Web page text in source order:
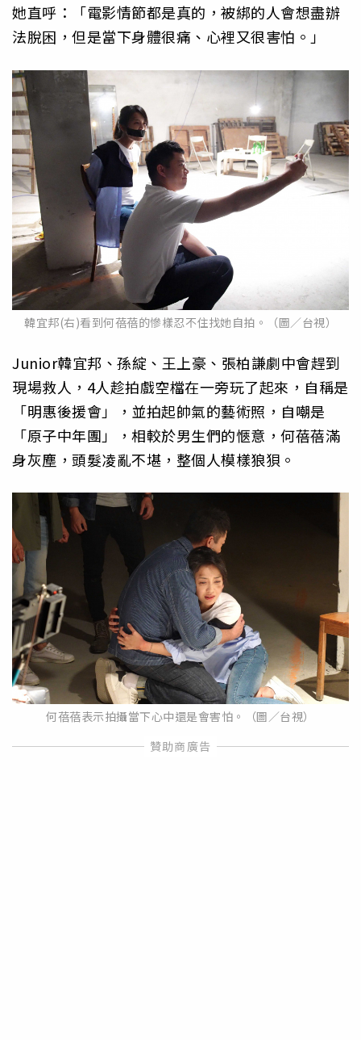
她直呼：「電影情節都是真的，被綁的人會想盡辦
法脫困，但是當下身體很痛、心裡又很害怕。」
韓宜邦(右)看到何蓓蓓的慘樣忍不住找她自拍。（圖／台視）
Junior韓宜邦、孫綻、王上豪、張柏謙劇中會趕到
現場救人，4人趁拍戲空檔在一旁玩了起來，自稱是
「明惠後援會」，並拍起帥氣的藝術照，自嘲是
「原子中年團」，相較於男生們的愜意，何蓓蓓滿
身灰塵，頭髮凌亂不堪，整個人模樣狼狽。
何蓓蓓表示拍攝當下心中還是會害怕。（圖／台視）